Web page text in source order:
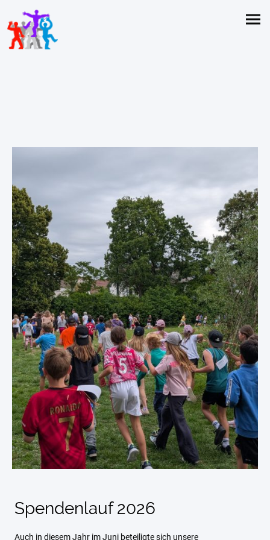
Spendenlauf 2026
Auch in diesem Jahr im Juni beteiligte sich unsere